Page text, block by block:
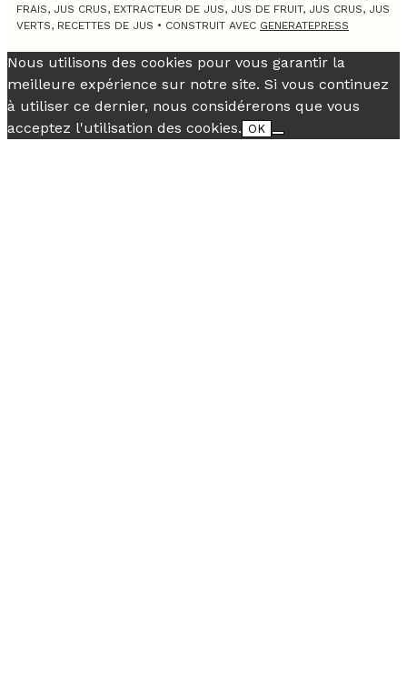
FRAIS, JUS CRUS, EXTRACTEUR DE JUS, JUS DE FRUIT, JUS CRUS, JUS
VERTS, RECETTES DE JUS • CONSTRUIT AVEC GENERATEPRESS
Nous utilisons des cookies pour vous garantir la
meilleure expérience sur notre site. Si vous continuez
à utiliser ce dernier, nous considérerons que vous
acceptez l'utilisation des cookies. OK